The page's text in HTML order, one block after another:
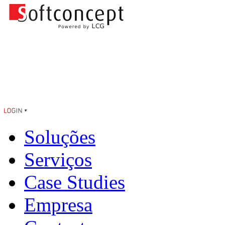
Soluções
Serviços
Case Studies
Empresa